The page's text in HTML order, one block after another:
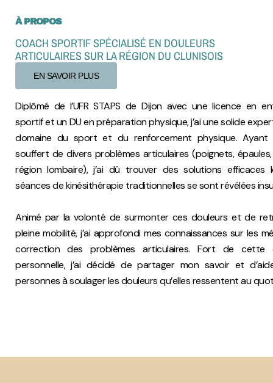
À PROPOS
COACH SPORTIF SPÉCIALISÉ EN DOULEURS
ARTICULAIRES SUR LA RÉGION DU CLUNISOIS
EN SAVOIR PLUS
Diplômé de l’UFR STAPS de Dijon avec une licence en
sportif et un DU en préparation physique, j’ai une solide
domaine du sport et du renforcement physique. Ayant
souffert de divers problèmes articulaires (poignets,
région lombaire), j’ai dû trouver des solutions efficaces
séances de kinésithérapie traditionnelles se sont révélées
Animé par la volonté de surmonter ces douleurs et de
pleine mobilité, j’ai approfondi mes connaissances sur les
correction des problèmes articulaires. Fort de cette
personnelle, j’ai décidé de partager mon savoir et
personnes à soulager les douleurs qu’elles ressentent au